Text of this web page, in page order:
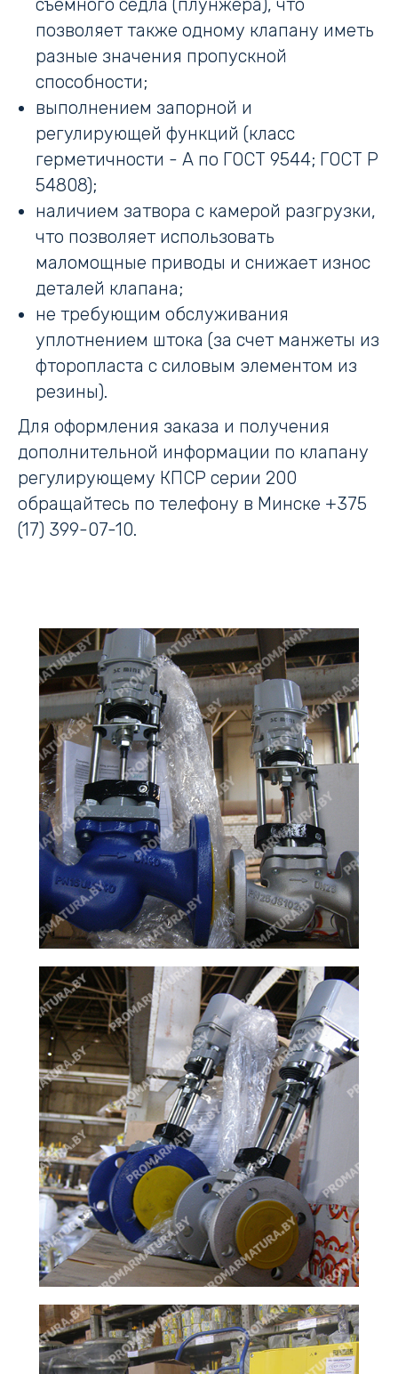
съемного седла (плунжера), что
позволяет также одному клапану иметь
разные значения пропускной
способности;
выполнением запорной и
регулирующей функций (класс
герметичности - А по ГОСТ 9544; ГОСТ Р
54808);
наличием затвора с камерой разгрузки,
что позволяет использовать
маломощные приводы и снижает износ
деталей клапана;
не требующим обслуживания
уплотнением штока (за счет манжеты из
фторопласта с силовым элементом из
резины).
Для оформления заказа и получения
дополнительной информации по клапану
регулирующему КПСР серии 200
обращайтесь по телефону в Минске +375
(17) 399-07-10.